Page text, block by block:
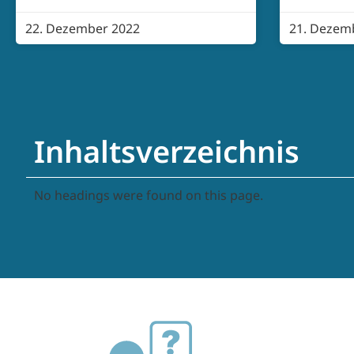
22. Dezember 2022 21.
Inhaltsverzeichnis
No headings were found on this page.